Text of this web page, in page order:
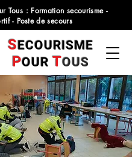
Tous : Formation secourisme -
- Poste de secours
SECOURISME
POUR TOUS